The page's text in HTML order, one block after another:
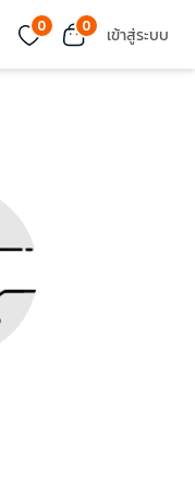
0 0 เข้าสู่ระบบ